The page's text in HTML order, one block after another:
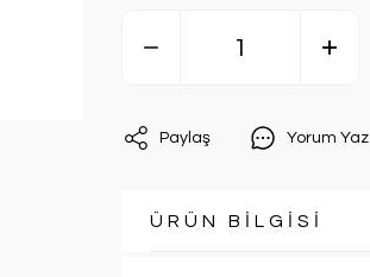
Paylaş Yorum Yaz
ÜRÜN BİLGİSİ